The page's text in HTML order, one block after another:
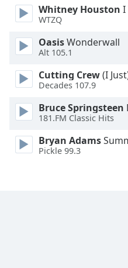
Font
Size
Text
Font
Whitney Houston I
WTZQ
OasisWonderwall
Alt 105.1
Cutting Crew(I
Decades 107.9
Bruce Springsteen
181.FM Classic Hits
Bryan Adams
Pickle 99.3